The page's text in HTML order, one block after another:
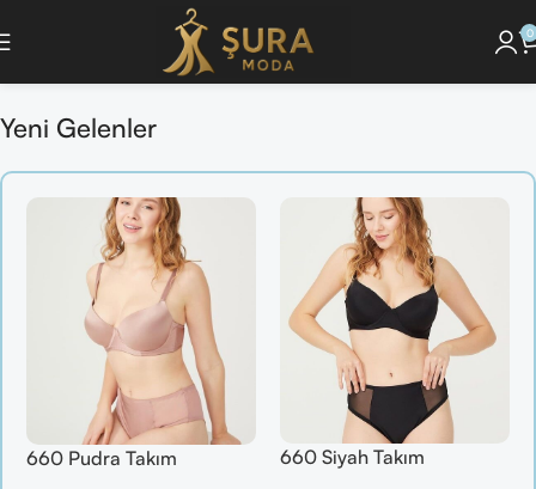
0
Keşfet ] 🔘 [Pijama Takımlarını İncele ]🔘 [ Saç Bakım Ürünlerini Gör
Yeni Gelenler
660 Pudra Takım 660 Siyah Takım